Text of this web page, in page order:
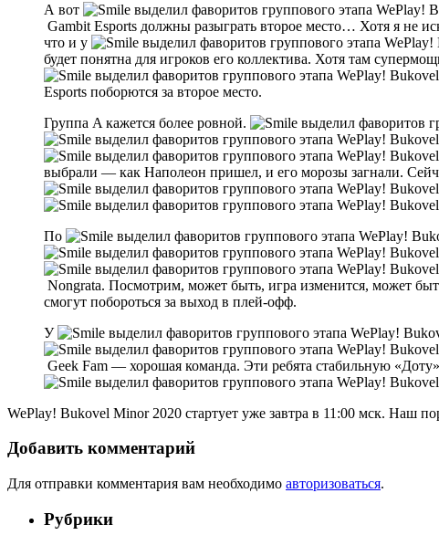
А вот
Gambit Esports должны разыграть второе место… Хотя я не
что и у
будет понятна для игроков его коллектива. Хотя там
Esports поборются за второе место.
Группа A кажется более ровной.
выбрали — как Наполеон пришел, и его морозы загнали.
По
Nongrata. Посмотрим, может быть, игра изменится, может
смогут побороться за выход в плей-офф.
У
Geek Fam — хорошая команда. Эти ребята стабильную
WePlay! Bukovel Minor 2020 стартует уже завтра в 11:00 мск. Наш
Добавить комментарий
Для отправки комментария вам необходимо авторизоваться.
Рубрики